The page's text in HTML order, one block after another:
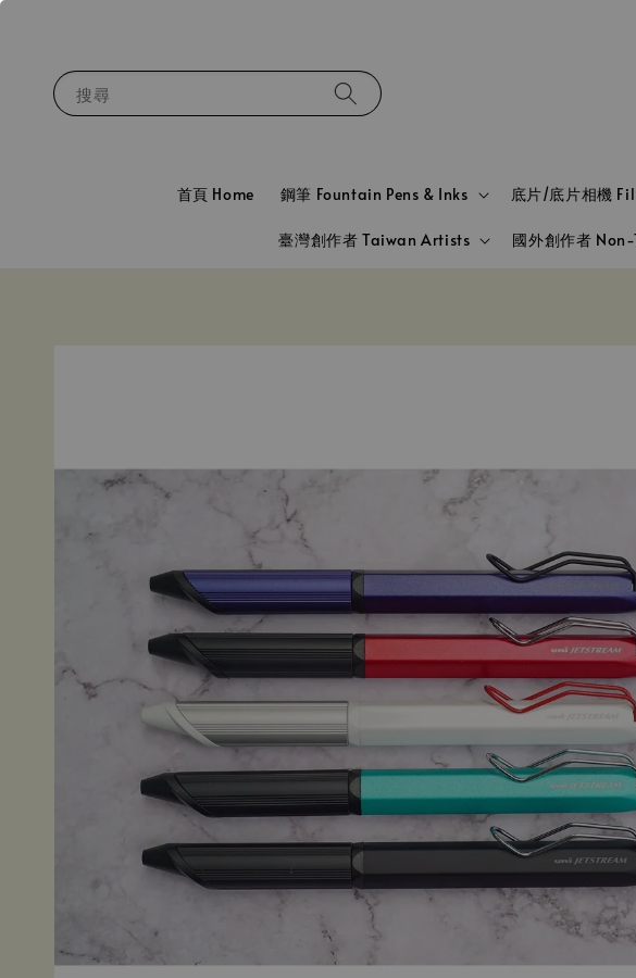
搜尋
首頁 Home 鋼筆 Fountain Pens & Inks 底片/底片相機
臺灣創作者 Taiwan Artists 國外創作者